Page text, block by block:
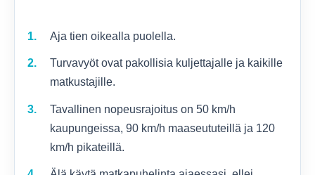
Aja tien oikealla puolella.
Turvavyöt ovat pakollisia kuljettajalle ja kaikille
matkustajille.
Tavallinen nopeusrajoitus on 50 km/h
kaupungeissa, 90 km/h maaseututeillä ja 120
km/h pikateillä.